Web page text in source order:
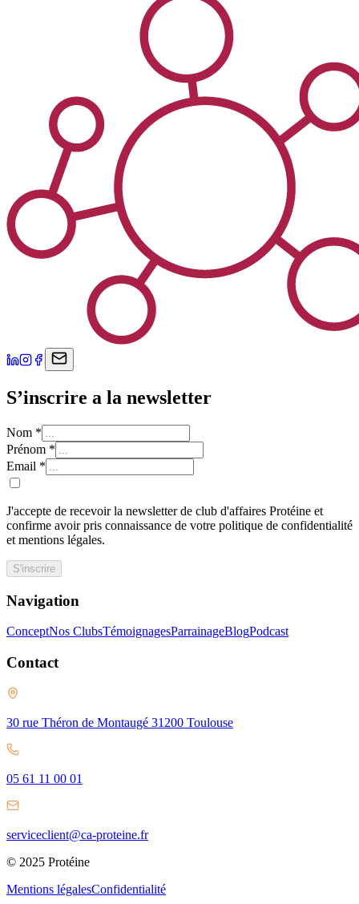
S’inscrire a la newsletter
Nom *
Prénom *
Email *
J'accepte de recevoir la newsletter de club d'affaires Protéine et
confirme avoir pris connaissance de votre politique de confidentialité
et mentions légales.
S'inscrire
Navigation
ConceptNos ClubsTémoignagesParrainageBlogPodcast
Contact
30 rue Théron de Montaugé 31200 Toulouse
05 61 11 00 01
serviceclient@ca-proteine.fr
© 2025 Protéine
Mentions légalesConfidentialité